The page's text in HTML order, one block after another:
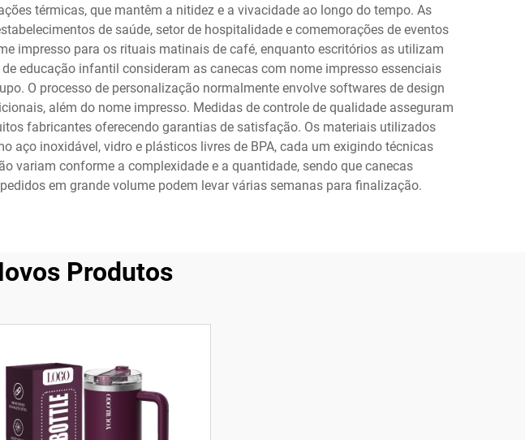
térmicas, que mantêm a nitidez e a vivacidade ao longo do tempo. As
de saúde, setor de hospitalidade e comemorações de eventos
impresso para os rituais matinais de café, enquanto escritórios as utilizam
educação infantil consideram as canecas com nome impresso essenciais
O processo de personalização normalmente envolve softwares de design
além do nome impresso. Medidas de controle de qualidade asseguram
fabricantes oferecendo garantias de satisfação. Os materiais utilizados
aço inoxidável, vidro e plásticos livres de BPA, cada um exigindo técnicas
variam conforme a complexidade e a quantidade, sendo que canecas
em grande volume podem levar várias semanas para finalização.
Produtos